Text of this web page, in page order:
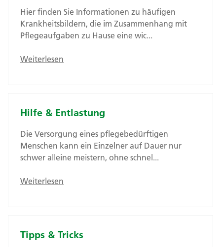
Hier finden Sie Informationen zu häufigen
Krankheitsbildern, die im Zusammenhang mit
Pflegeaufgaben zu Hause eine wic...
Weiterlesen
Hilfe & Entlastung
Die Versorgung eines pflegebedürftigen
Menschen kann ein Einzelner auf Dauer nur
schwer alleine meistern, ohne schnel...
Weiterlesen
Tipps & Tricks